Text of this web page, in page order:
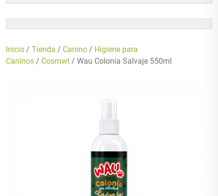
Inicio / Tienda / Canino / Higiene para
Caninos / Cosmwt / Wau Colonia Salvaje 550ml